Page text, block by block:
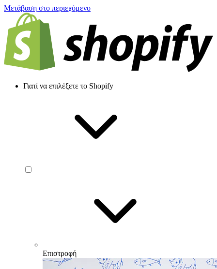
Μετάβαση στο περιεχόμενο
Γιατί να επιλέξετε το Shopify
Επιστροφή